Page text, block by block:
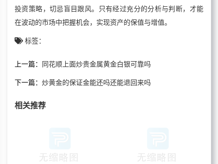
投资策略，切忌盲目跟风。只有经过充分的分析与判断，才能
在波动的市场中把握机会，实现资产的保值与增值。
标签：
上一篇： 同花顺上面炒贵金属黄金白银可靠吗
下一篇： 炒黄金的保证金能还吗还能退回来吗
相关推荐